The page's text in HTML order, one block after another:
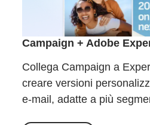
Campaign + Adobe
Collega Campaign a
creare versioni
e-mail, adatte a più